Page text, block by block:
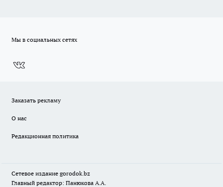
Мы в социальных сетях
Заказать рекламу
О нас
Редакционная политика
Сетевое издание gorodok.bz
Главный редактор: Панюкова А.А.